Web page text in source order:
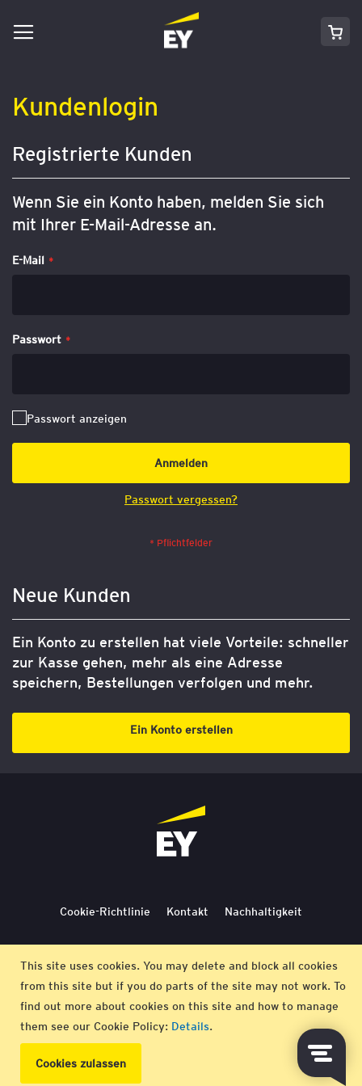
This site uses cookies. You may delete and block all cookies
from this site but if you do parts of the site may not work. To
find out more about cookies on this site and how to manage
them see our Cookie Policy: Details.
Cookies zulassen
Direkt
zum
Kundenlogin
Registrierte Kunden
Wenn Sie ein Konto haben, melden Sie sich
mit Ihrer E-Mail-Adresse an.
E-Mail
Passwort
Passwort anzeigen
Anmelden
Passwort vergessen?
Neue Kunden
Ein Konto zu erstellen hat viele Vorteile: schneller
zur Kasse gehen, mehr als eine Adresse
speichern, Bestellungen verfolgen und mehr.
Ein Konto erstellen
Cookie-Richtlinie Kontakt Nachhaltigkeit
Impressum
© EY 2026 |Datenschutz-Bestimmungen